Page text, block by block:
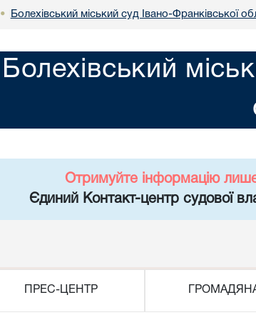
• Болехівський міський суд Івано-Франківської
Болехівський
Отримуйте інформацію
Єдиний Контакт-центр судової
ПРЕС-ЦЕНТР